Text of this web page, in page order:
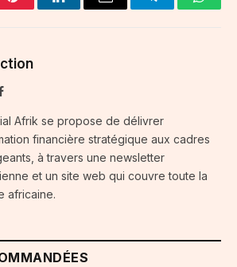
PinterestLinkedInEmail Telegram
Facebook
Afrik se propose de délivrer
financière stratégique aux cadres
à travers une newsletter
et un site web qui couvre toute la
africaine.